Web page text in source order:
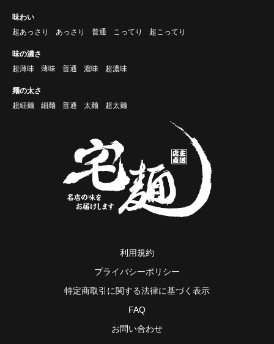
味わい
超あっさり
あっさり 普通 こってり 超こってり
味の濃さ
超薄味
薄味 普通 濃味 超濃味
麺の太さ
超細麺
細麺 普通 太麺 超太麺
利用規約
プライバシーポリシー
特定商取引に関する法律に基づく表示
FAQ
お問い合わせ